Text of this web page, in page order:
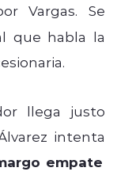
Vargas. Se
que habla la
llega justo
intenta
empate